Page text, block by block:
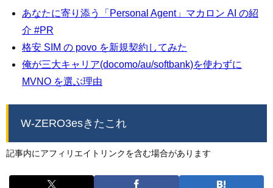
あなたに寄り添う「Personal Agent」マカロン AI の紹
介 #PR
格安 SIM の povo を新規契約してみた
俺が三大キャリア(docomo/au/softbank)を使わずに
MVNO を選ぶ理由
W-ZERO3esきたこれ
記事内にアフィリエイトリンクを含む場合があります